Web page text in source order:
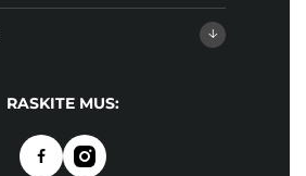
RASKITE MUS: